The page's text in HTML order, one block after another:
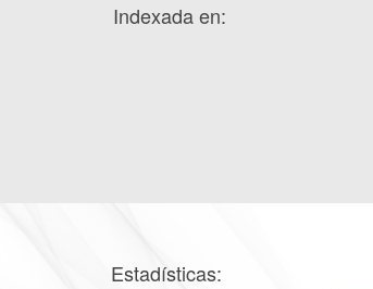
Indexada en:
Estadísticas: